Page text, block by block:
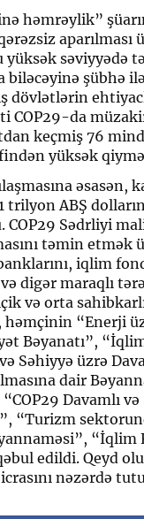
həmrəylik”
yüksək
şübhə
COP29-da
keçmiş 76
yüksək
əsasən,
trilyon ABŞ
COP29 Sədrliyi
təmin etmək
iqlim
digər maraqlı
və orta
həmçinin “Enerji
Bəyanatı”,
Səhiyyə üzrə
dair
Davamlı
“Turizm
edildi. Qeyd
nəzərdə